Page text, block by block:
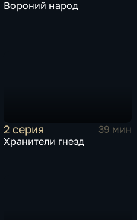
Вороний народ
2 серия
39 мин
Хранители гнезд